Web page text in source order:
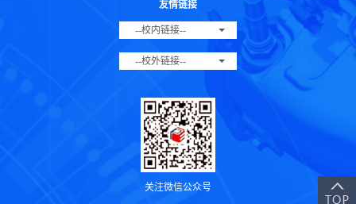
友情链接
--校内链接--
--校外链接--
关注微信公众号